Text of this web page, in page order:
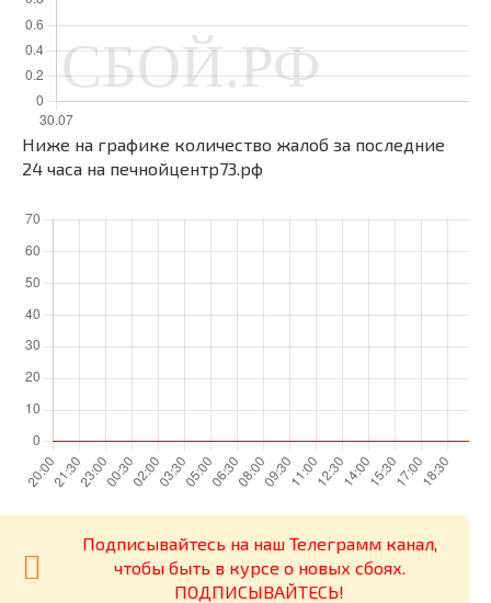
Ниже на графике количество жалоб за последние
24 часа на печнойцентр73.рф
Подписывайтесь на наш Телеграмм канал,
чтобы быть в курсе о новых сбоях.
ПОДПИСЫВАЙТЕСЬ!